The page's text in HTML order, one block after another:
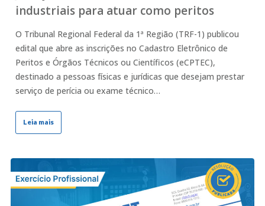
industriais para atuar como peritos
O Tribunal Regional Federal da 1ª Região (TRF-1) publicou
edital que abre as inscrições no Cadastro Eletrônico de
Peritos e Órgãos Técnicos ou Científicos (eCPTEC),
destinado a pessoas físicas e jurídicas que desejam prestar
serviço de perícia ou exame técnico…
Leia mais